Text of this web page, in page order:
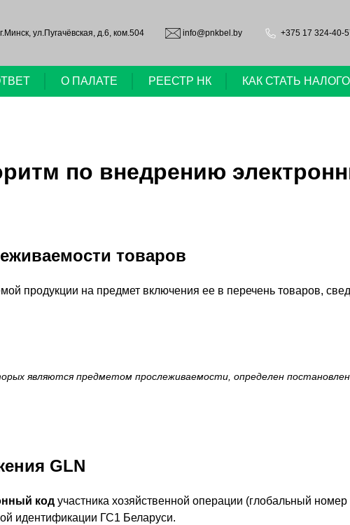
г.Минск, ул.Пугачёвская, д.6, ком.504 info@pnkbel.by +375 17 324-40-
О ПАЛАТЕ РЕЕСТР НК КАК СТАТЬ
по внедрению
товаров
продукции на предмет включения ее в перечень товаров,
являются предметом прослеживаемости, определен
GLN
код участника хозяйственной операции (глобальный
идентификации ГС1 Беларуси.